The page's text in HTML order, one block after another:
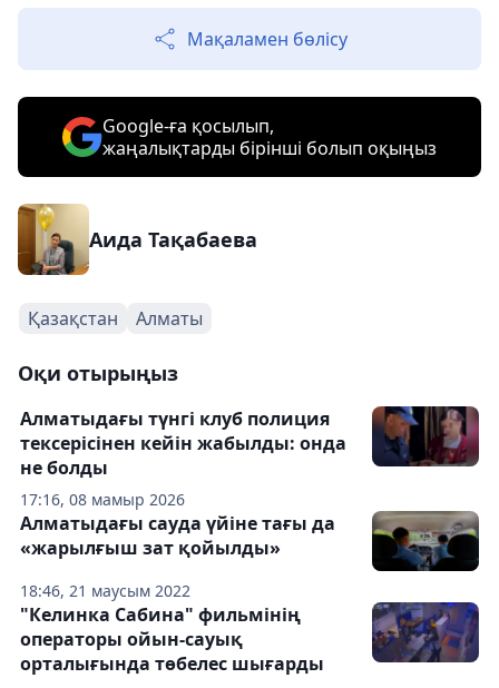
Мақаламен бөлісу
Google-ға қосылып,
жаңалықтарды бірінші болып оқыңыз
Аида Тақабаева
Қазақстан Алматы
Оқи отырыңыз
17:16, 08 мамыр 2026
Алматыдағы түнгі клуб полиция
тексерісінен кейін жабылды: онда
не болды
18:46, 21 маусым 2022
Алматыдағы сауда үйіне тағы да
«жарылғыш зат қойылды»
"Келинка Сабина" фильмінің
операторы ойын-сауық
орталығында төбелес шығарды